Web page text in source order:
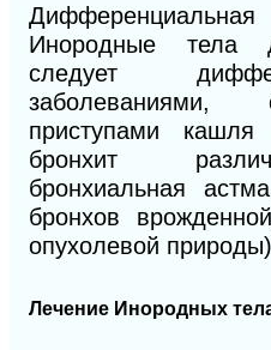
Инородные тела
следует
заболеваниями,
приступами
бронхит
бронхиальная
бронхов
опухолевой
Лечение Инородных